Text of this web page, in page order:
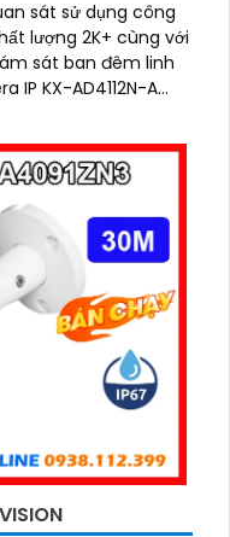
sát sử dụng công
lượng 2K+ cùng với
sát ban đêm linh
xác